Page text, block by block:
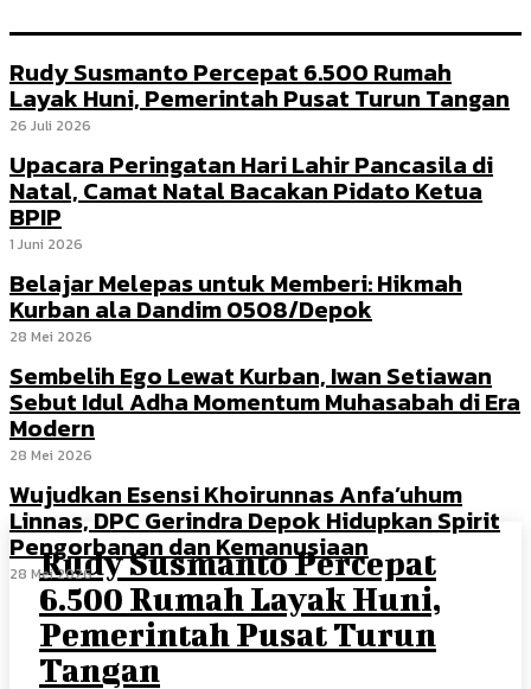
Rudy Susmanto Percepat 6.500 Rumah
Layak Huni, Pemerintah Pusat Turun Tangan
26 Juli 2026
Upacara Peringatan Hari Lahir Pancasila di
Natal, Camat Natal Bacakan Pidato Ketua
BPIP
1 Juni 2026
Belajar Melepas untuk Memberi: Hikmah
Kurban ala Dandim 0508/Depok
28 Mei 2026
Sembelih Ego Lewat Kurban, Iwan Setiawan
Sebut Idul Adha Momentum Muhasabah di Era
Modern
28 Mei 2026
Wujudkan Esensi Khoirunnas Anfa’uhum
Linnas, DPC Gerindra Depok Hidupkan Spirit
Pengorbanan dan Kemanusiaan
28 Mei 2026
Rudy Susmanto Percepat
6.500 Rumah Layak Huni,
Pemerintah Pusat Turun
Tangan